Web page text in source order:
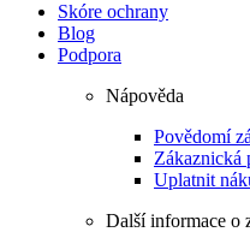
Skóre ochrany
Blog
Podpora
Nápověda
Povědomí
Zákaznická
Uplatnit
Další informace o